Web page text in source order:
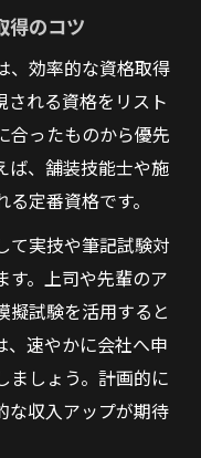
得のコツ
、効率的な資格取得
される資格をリスト
合ったものから優先
ば、舗装技能士や施
定番資格です。
て実技や筆記試験対
す。上司や先輩のア
擬試験を活用すると
、速やかに会社へ申
ましょう。計画的に
な収入アップが期待